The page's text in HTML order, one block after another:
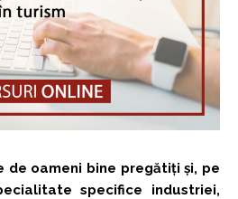
de oameni bine pregătiți și, pe
specifice industriei,